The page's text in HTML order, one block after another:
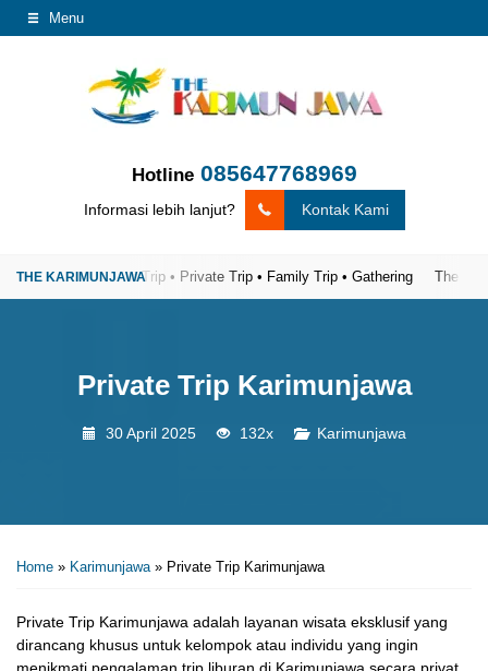
Menu
Hotline 085647768969
Informasi lebih lanjut? Kontak Kami
Open Trip • Private Trip • Family Trip • Gathering The
Private Trip Karimunjawa
30 April 2025 132x Karimunjawa
Home » Karimunjawa » Private Trip Karimunjawa
Private Trip Karimunjawa adalah layanan wisata eksklusif yang
dirancang khusus untuk kelompok atau individu yang ingin
menikmati pengalaman trip liburan di Karimunjawa secara privat